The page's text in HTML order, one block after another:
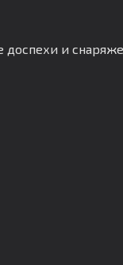
доспехи и